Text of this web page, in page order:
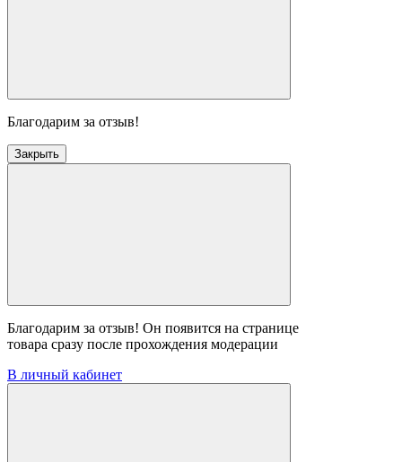
Благодарим за отзыв!
Закрыть
Благодарим за отзыв! Он появится на странице
товара сразу после прохождения модерации
В личный кабинет